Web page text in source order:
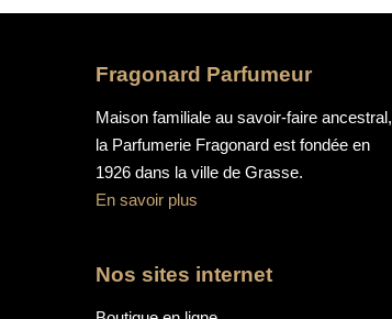
Fragonard Parfumeur
Maison familiale au savoir-faire ancestral,
la Parfumerie Fragonard est fondée en
1926 dans la ville de Grasse.
En savoir plus
Nos sites internet